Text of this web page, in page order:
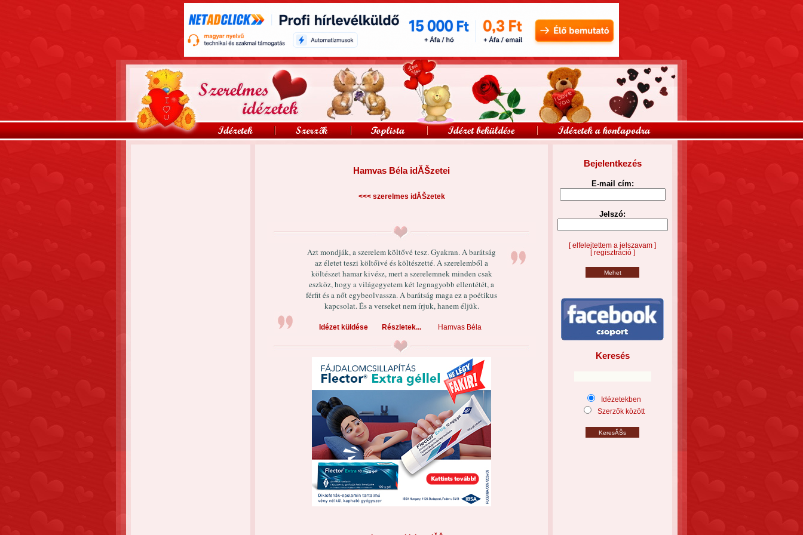
Hamvas Béla idĂŠzetei
<<< szerelmes idĂŠzetek
Azt mondják, a szerelem költővé tesz. Gyakran. A barátság
az életet teszi költőivé és költészetté. A szerelemből a
költészet hamar kivész, mert a szerelemnek minden csak
eszköz, hogy a világegyetem két legnagyobb ellentétét, a
férfit és a nőt egybeolvassza. A barátság maga ez a poétikus
kapcsolat. És a verseket nem írjuk, hanem éljük.
Idézet küldése Részletek... Hamvas Béla
Bejelentkezés
E-mail cím:
Jelszó:
[ elfelejtettem a jelszavam ]
[ regisztráció ]
Keresés
Idézetekben
Szerzők között